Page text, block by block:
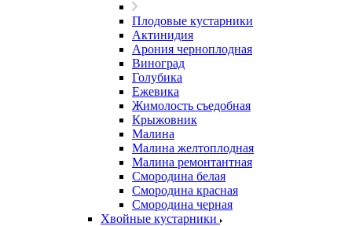
Плодовые кустарники
Актинидия
Арония черноплодная
Виноград
Голубика
Ежевика
Жимолость съедобная
Крыжовник
Малина
Малина желтоплодная
Малина ремонтантная
Смородина белая
Смородина красная
Смородина черная
Хвойные кустарники